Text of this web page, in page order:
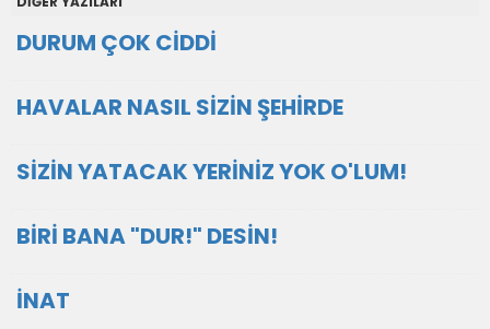
DURUM ÇOK CİDDİ
HAVALAR NASIL SİZİN ŞEHİRDE
SİZİN YATACAK YERİNİZ YOK O'LUM!
BİRİ BANA "DUR!" DESİN!
İNAT